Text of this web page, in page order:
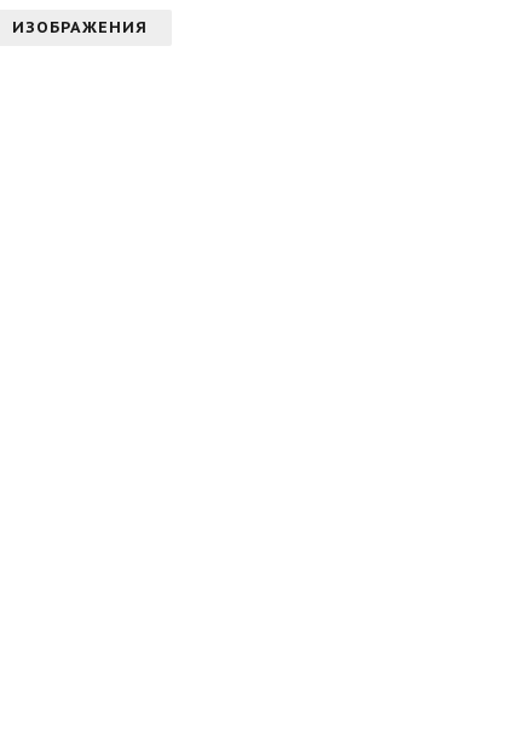
ИЗОБРАЖЕНИЯ